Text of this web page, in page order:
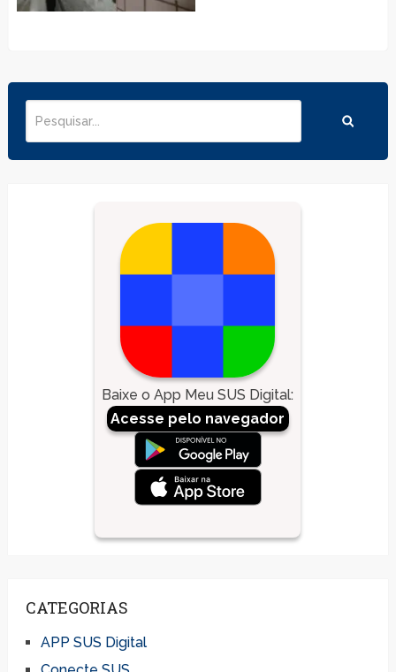
Baixe o App Meu SUS Digital:
Acesse pelo navegador
CATEGORIAS
APP SUS Digital